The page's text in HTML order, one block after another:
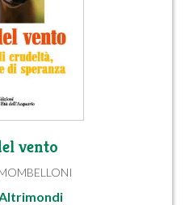
vento
Altrimondi